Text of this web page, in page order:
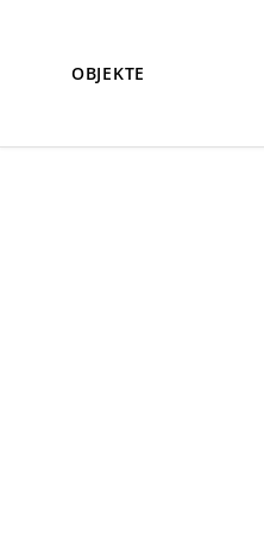
OBJEKTE